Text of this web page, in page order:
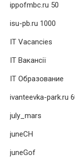
ippofmbc.ru 50
isu-pb.ru 1000
IT Vacancies
IT Вакансії
IT Образование
ivanteevka-park.ru
july_mars
juneCH
juneGof